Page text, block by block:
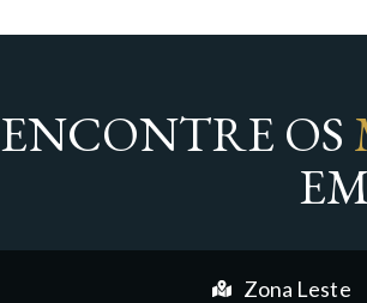
ENCONTRE OS
Zona Leste